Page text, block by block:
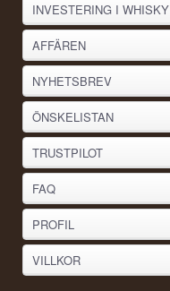
INVESTERING I WHISKY
AFFÄREN
NYHETSBREV
ÖNSKELISTAN
TRUSTPILOT
FAQ
PROFIL
VILLKOR